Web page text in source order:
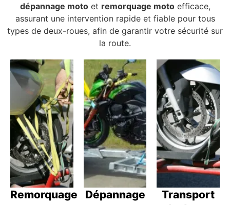
dépannage motoet remorquage motoefficace,
assurant une intervention rapide et fiable pour tous
types de deux-roues, afin de garantir votre sécurité sur
la route.
Remorquage
Dépannage
Transport